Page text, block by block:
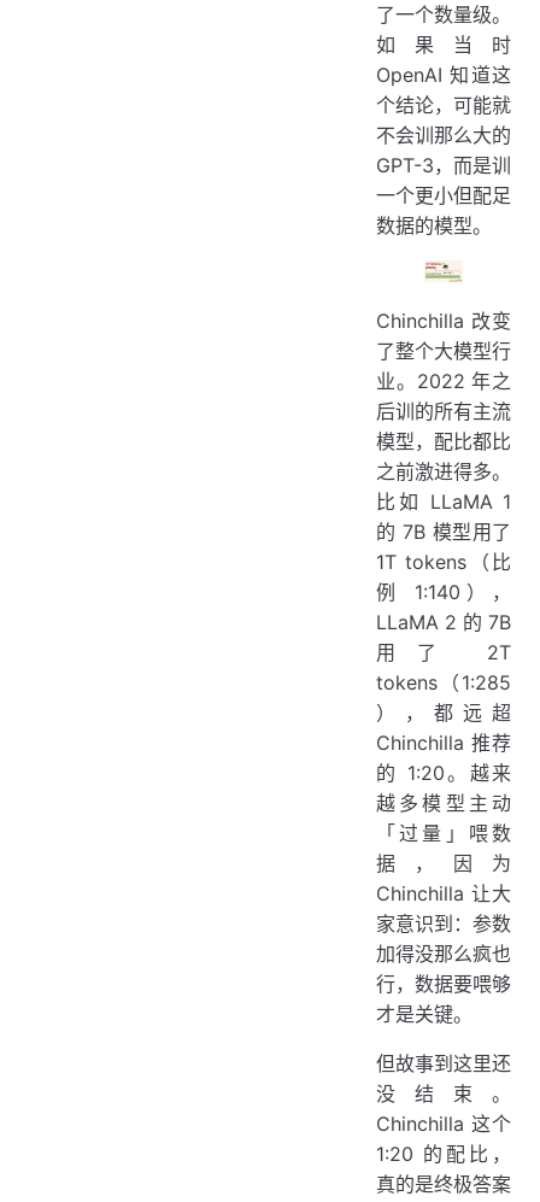
了一个数量级。
如果当时
OpenAI 知道这
个结论，可能就
不会训那么大的
GPT-3，而是训
一个更小但配足
数据的模型。
Chinchilla 改变
了整个大模型行
业。2022 年之
后训的所有主流
模型，配比都比
之前激进得多。
比如 LLaMA 1
的 7B 模型用了
1T tokens（比
例 1:140），
LLaMA 2 的 7B
用了 2T
tokens（1:285
），都远超
Chinchilla 推荐
的 1:20。越来
越多模型主动
「过量」喂数
据，因为
Chinchilla 让大
家意识到：参数
加得没那么疯也
行，数据要喂够
才是关键。
但故事到这里还
没结束。
Chinchilla 这个
1:20 的配比，
真的是终极答案